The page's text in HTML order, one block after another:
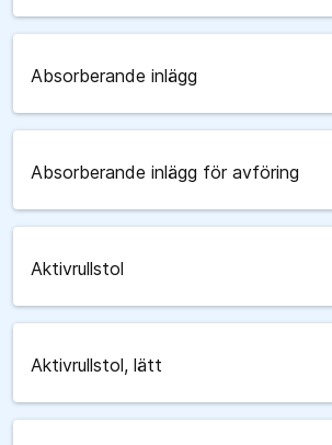
Absorberande inlägg
Absorberande inlägg för avföring
Aktivrullstol
Aktivrullstol, lätt